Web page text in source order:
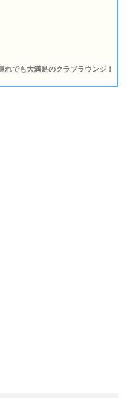
れでも大満足のクラブラウンジ！